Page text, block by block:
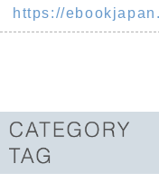
https://